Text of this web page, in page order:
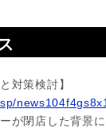
対策検討】
が閉店した背景